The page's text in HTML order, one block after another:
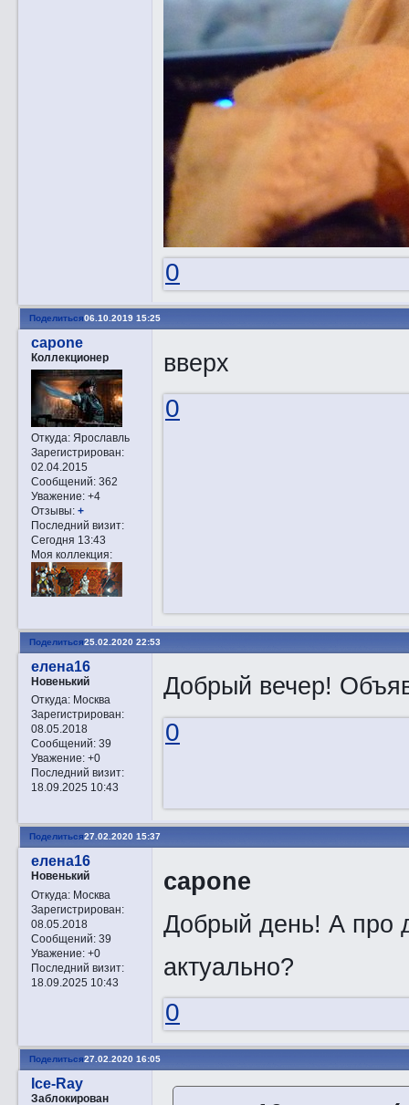
0
Поделиться06.10.2019 15:25
capone
Коллекционер
Откуда:Ярославль
Зарегистрирован:
02.04.2015
Сообщений:362
Уважение: +4
Отзывы: +
Последний визит:
Сегодня 13:43
Моя коллекция:
вверх
0
Поделиться25.02.2020 22:53
елена16
Новенький
Откуда:Москва
Зарегистрирован:
08.05.2018
Сообщений:39
Уважение: +0
Последний визит:
18.09.2025 10:43
Добрый вечер!
0
Поделиться27.02.2020 15:37
елена16
Новенький
Откуда:Москва
Зарегистрирован:
08.05.2018
Сообщений:39
Уважение: +0
Последний визит:
18.09.2025 10:43
capone
Добрый день! А про
актуально?
0
Поделиться27.02.2020 16:05
Ice-Ray
Заблокирован